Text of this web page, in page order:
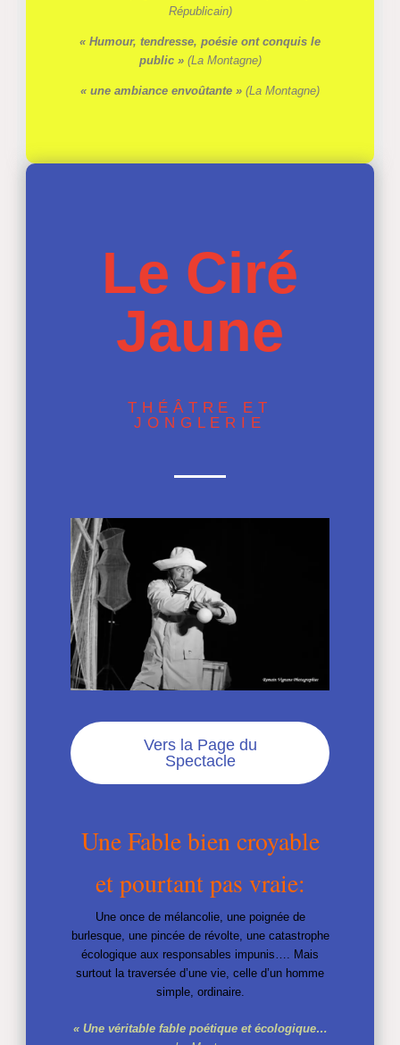
Républicain)
« Humour, tendresse, poésie ont conquis le
public » (La Montagne)
« une ambiance envoûtante » (La Montagne)
Le Ciré
Jaune
THÉÂTRE ET
JONGLERIE
Vers la Page du
Spectacle
Une Fable bien croyable
et pourtant pas vraie:
Une once de mélancolie, une poignée de
burlesque, une pincée de révolte, une catastrophe
écologique aux responsables impunis…. Mais
surtout la traversée d’une vie, celle d’un homme
simple, ordinaire.
« Une véritable fable poétique et écologique…